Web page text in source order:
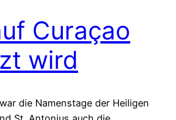
Curaçao
wird
die Namenstage der Heiligen